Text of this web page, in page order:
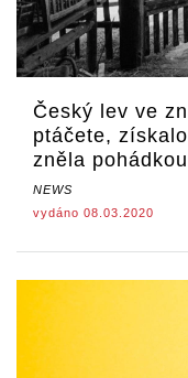
Český lev ve
ptáčete,
zněla
NEWS
vydáno 08.03.2020